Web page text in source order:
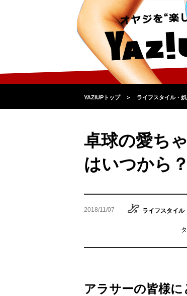
YAZIUPトップ ＞ ライフスタイル・
卓球の愛ち
はいつから？
2018/11/07 ライフスタイル
アラサーの皆様